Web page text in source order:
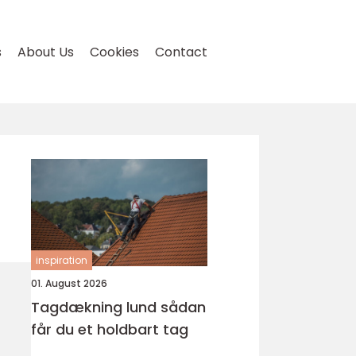
About Us Cookies Contact
inspiration
01. August 2026
Tagdækning lund sådan
får du et holdbart tag